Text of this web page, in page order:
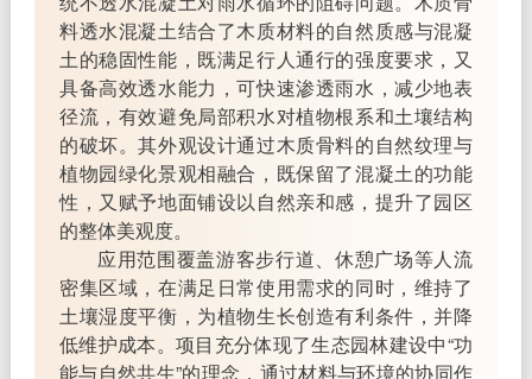
料透水混凝土结合了木质材料的自然质感与混凝
土的稳固性能，既满足行人通行的强度要求，又
具备高效透水能力，可快速渗透雨水，减少地表
径流，有效避免局部积水对植物根系和土壤结构
的破坏。其外观设计通过木质骨料的自然纹理与
植物园绿化景观相融合，既保留了混凝土的功能
性，又赋予地面铺设以自然亲和感，提升了园区
的整体美观度。
应用范围覆盖游客步行道、休憩广场等人流
密集区域，在满足日常使用需求的同时，维持了
土壤湿度平衡，为植物生长创造有利条件，并降
低维护成本。项目充分体现了生态园林建设中“功
能与自然共生”的理念，通过材料与环境的协同作